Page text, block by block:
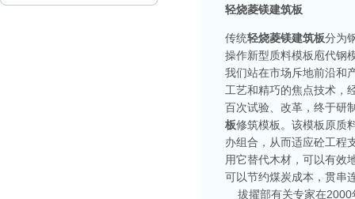
轻烧菱镁建筑板
传统轻烧菱镁建筑板分为
操作新型质料模板庖代钢
我们站在市场斥地前沿和
工艺和精巧的焦点技术，
百次试验、改革，终于研
板修筑模板。该模板原质
办组合，从而适应砼工程
用它替代木材，可以有效
可以节约煤炭成本，贯串
拔擢部有关专家在2000